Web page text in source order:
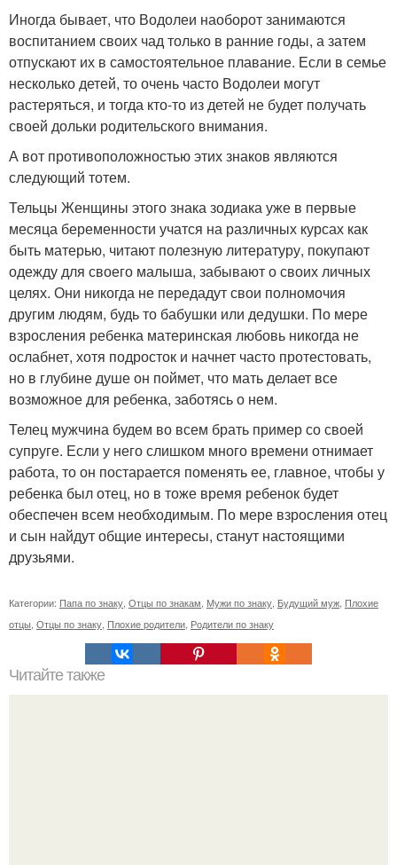
Иногда бывает, что Водолеи наоборот занимаются
воспитанием своих чад только в ранние годы, а затем
отпускают их в самостоятельное плавание. Если в семье
несколько детей, то очень часто Водолеи могут
растеряться, и тогда кто-то из детей не будет получать
своей дольки родительского внимания.
А вот противоположностью этих знаков являются
следующий тотем.
Тельцы Женщины этого знака зодиака уже в первые
месяца беременности учатся на различных курсах как
быть матерью, читают полезную литературу, покупают
одежду для своего малыша, забывают о своих личных
целях. Они никогда не передадут свои полномочия
другим людям, будь то бабушки или дедушки. По мере
взросления ребенка материнская любовь никогда не
ослабнет, хотя подросток и начнет часто протестовать,
но в глубине душе он поймет, что мать делает все
возможное для ребенка, заботясь о нем.
Телец мужчина будем во всем брать пример со своей
супруге. Если у него слишком много времени отнимает
работа, то он постарается поменять ее, главное, чтобы у
ребенка был отец, но в тоже время ребенок будет
обеспечен всем необходимым. По мере взросления отец
и сын найдут общие интересы, станут настоящими
друзьями.
Категории: Папа по знаку Отцы по знакам Мужи по знаку Будущий муж Плохие
отцы Отцы по знаку Плохие родители Родители по знаку
Читайте также